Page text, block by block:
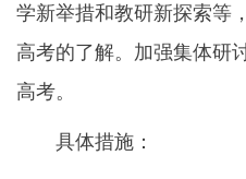
学新举措和教研新探索等
高考的了解。加强集体研
高考。
具体措施：